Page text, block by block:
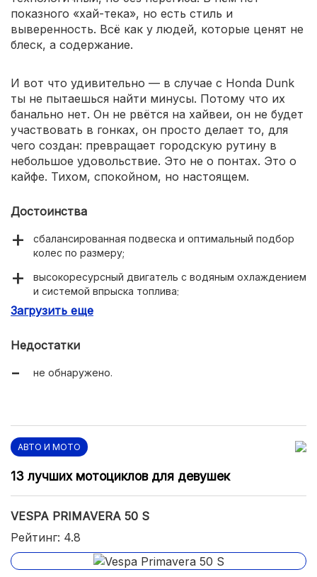
показного «хай-тека», но есть стиль и
выверенность. Всё как у людей, которые ценят не
блеск, а содержание.
И вот что удивительно — в случае с Honda Dunk
ты не пытаешься найти минусы. Потому что их
банально нет. Он не рвётся на хайвеи, он не будет
участвовать в гонках, он просто делает то, для
чего создан: превращает городскую рутину в
небольшое удовольствие. Это не о понтах. Это о
кайфе. Тихом, спокойном, но настоящем.
Достоинства
сбалансированная подвеска и оптимальный подбор
колес по размеру;
высокоресурсный двигатель с водяным охлаждением
и системой впрыска топлива;
обилие технологий, интегрированных в конструкцию;
Загрузить еще
Недостатки
не обнаружено.
АВТО И МОТО
13 лучших мотоциклов для девушек
VESPA PRIMAVERA 50 S
Рейтинг: 4.8